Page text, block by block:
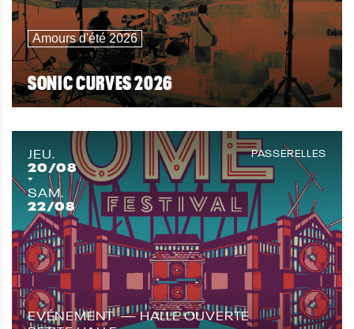
Amours d'été 2026
SONIC CURVES 2026
JEU.
20/08
SAM.
22/08
PASSERELLES
EVÉNEMENT
HALLE OUVERTE